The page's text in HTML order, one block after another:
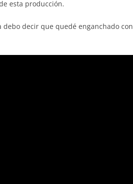
esta producción.
decir que quedé enganchado con